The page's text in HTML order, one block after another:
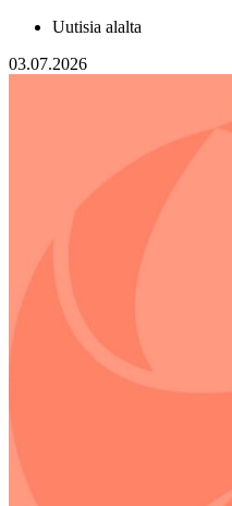
Uutisia alalta
03.07.2026